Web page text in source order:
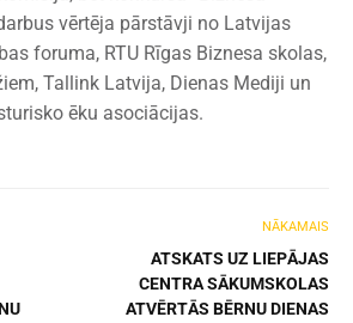
vērtēja pārstāvji no Latvijas
foruma, RTU Rīgas Biznesa skolas,
Tallink Latvija, Dienas Mediji un
ēku asociācijas.
NĀKAMAIS
ATSKATS UZ LIEPĀJAS
CENTRA SĀKUMSKOLAS
ATVĒRTĀS BĒRNU DIENAS